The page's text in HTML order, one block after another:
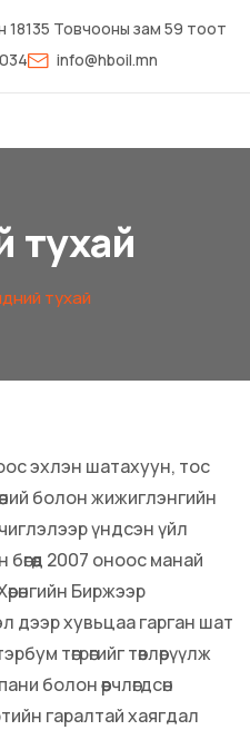
Товчооны зам 59 тоот
info@hboil.mn
тухай
тухай
эхлэн шатахуун, тос
болон жижиглэнгийн
үндсэн үйл
2007 оноос манай
Биржээр
дээр хувьцаа гарган шат
төгрөгийг төвлөрүүлж
болон өөрчлөгдсөн
гаралтай хаягдал